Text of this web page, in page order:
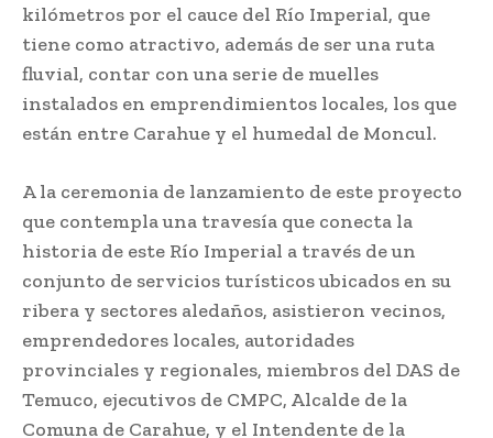
kilómetros por el cauce del Río Imperial, que
tiene como atractivo, además de ser una ruta
fluvial, contar con una serie de muelles
instalados en emprendimientos locales, los que
están entre Carahue y el humedal de Moncul.
A la ceremonia de lanzamiento de este proyecto
que contempla una travesía que conecta la
historia de este Río Imperial a través de un
conjunto de servicios turísticos ubicados en su
ribera y sectores aledaños, asistieron vecinos,
emprendedores locales, autoridades
provinciales y regionales, miembros del DAS de
Temuco, ejecutivos de CMPC, Alcalde de la
Comuna de Carahue, y el Intendente de la